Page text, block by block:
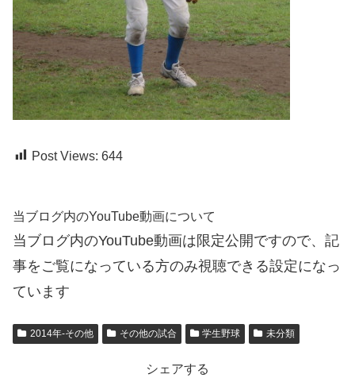
Post Views: 644
当ブログ内のYouTube動画について
当ブログ内のYouTube動画は限定公開ですので、記
事をご覧になっている方のみ視聴できる設定になっ
ています
2014年-その他 その他の試合 学生野球 未分類
シェアする